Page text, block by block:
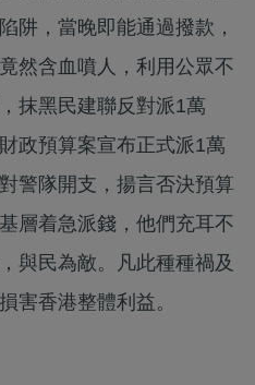
阱，當晚即能通過撥款，
然含血噴人，利用公眾不
抹黑民建聯反對派1萬
政預算案宣布正式派1萬
警隊開支，揚言否決預算
層着急派錢，他們充耳不
與民為敵。凡此種種禍及
害香港整體利益。